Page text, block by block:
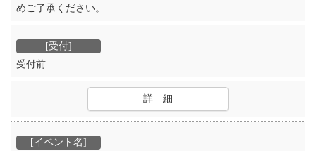
めご了承ください。
受付前
詳 細